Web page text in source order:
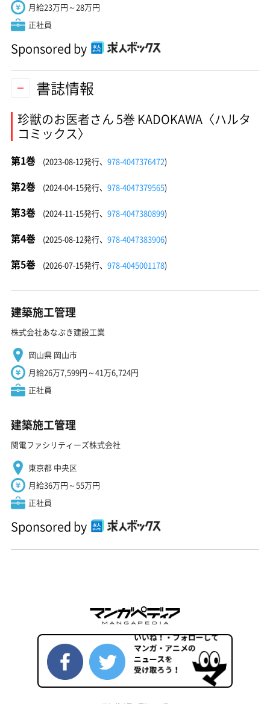
月給23万円～28万円
正社員
Sponsored by
書誌情報
珍獣のお医者さん 5巻 KADOKAWA〈ハルタ
コミックス〉
第1巻 (2023-08-12発行、 978-4047376472)
第2巻 (2024-04-15発行、 978-4047379565)
第3巻 (2024-11-15発行、 978-4047380899)
第4巻 (2025-08-12発行、 978-4047383906)
第5巻 (2026-07-15発行、 978-4045001178)
建築施工管理
株式会社あなぶき建設工業
岡山県 岡山市
月給26万7,599円～41万6,724円
正社員
建築施工管理
関電ファシリティーズ株式会社
東京都 中央区
月給36万円～55万円
正社員
Sponsored by